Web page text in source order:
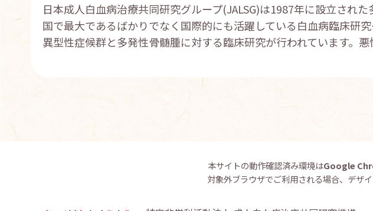
日本成人白血病治療共同研究グループ(JALSG)は1987年に設立され
国で最大であるばかりでなく国際的にも活躍している白血病臨床研
異型性症候群と多発性骨髄腫に対する臨床研究が行われています。
本サイトの動作確認済み環境はGoogle
対象外ブラウザでご利用される場合、デザ